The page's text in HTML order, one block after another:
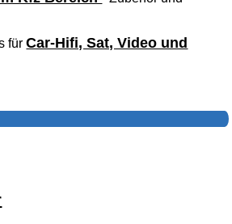
fürCar-Hifi, Sat, Video und